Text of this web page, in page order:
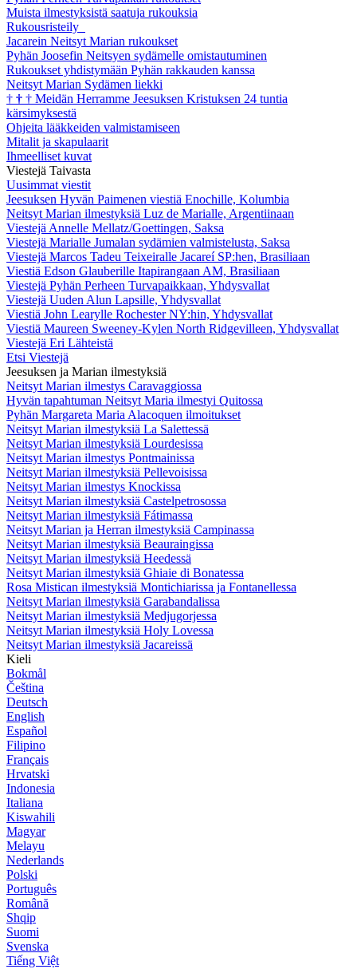
Muista ilmestyksistä saatuja rukouksia
Rukousristeily
Jacarein Neitsyt Marian rukoukset
Pyhän Joosefin Neitsyen sydämelle omistautuminen
Rukoukset yhdistymään Pyhän rakkauden kanssa
Neitsyt Marian Sydämen liekki
† † † Meidän Herramme Jeesuksen Kristuksen 24 tuntia
kärsimyksestä
Ohjeita lääkkeiden valmistamiseen
Mitalit ja skapulaarit
Ihmeelliset kuvat
Viestejä Taivasta
Uusimmat viestit
Jeesuksen Hyvän Paimenen viestiä Enochille, Kolumbia
Neitsyt Marian ilmestyksiä Luz de Marialle, Argentiinaan
Viestejä Annelle Mellatz/Goettingen, Saksa
Viestejä Marialle Jumalan sydämien valmistelusta, Saksa
Viestejä Marcos Tadeu Teixeiralle Jacareí SP:hen, Brasiliaan
Viestiä Edson Glauberille Itapirangaan AM, Brasiliaan
Viestejä Pyhän Perheen Turvapaikkaan, Yhdysvallat
Viestejä Uuden Alun Lapsille, Yhdysvallat
Viestiä John Learylle Rochester NY:hin, Yhdysvallat
Viestiä Maureen Sweeney-Kylen North Ridgevilleen, Yhdysvallat
Viestejä Eri Lähteistä
Etsi Viestejä
Jeesuksen ja Marian ilmestyksiä
Neitsyt Marian ilmestys Caravaggiossa
Hyvän tapahtuman Neitsyt Maria ilmestyi Quitossa
Pyhän Margareta Maria Alacoquen ilmoitukset
Neitsyt Marian ilmestyksiä La Salettessä
Neitsyt Marian ilmestyksiä Lourdesissa
Neitsyt Marian ilmestys Pontmainissa
Neitsyt Marian ilmestyksiä Pellevoisissa
Neitsyt Marian ilmestys Knockissa
Neitsyt Marian ilmestyksiä Castelpetrosossa
Neitsyt Marian ilmestyksiä Fátimassa
Neitsyt Marian ja Herran ilmestyksiä Campinassa
Neitsyt Marian ilmestyksiä Beauraingissa
Neitsyt Marian ilmestyksiä Heedessä
Neitsyt Marian ilmestyksiä Ghiaie di Bonatessa
Rosa Mistican ilmestyksiä Montichiarissa ja Fontanellessa
Neitsyt Marian ilmestyksiä Garabandalissa
Neitsyt Marian ilmestyksiä Medjugorjessa
Neitsyt Marian ilmestyksiä Holy Lovessa
Neitsyt Marian ilmestyksiä Jacareissä
Kieli
Bokmål
Čeština
Deutsch
English
Español
Filipino
Français
Hrvatski
Indonesia
Italiana
Kiswahili
Magyar
Melayu
Nederlands
Polski
Português
Română
Shqip
Suomi
Svenska
Tiếng Việt